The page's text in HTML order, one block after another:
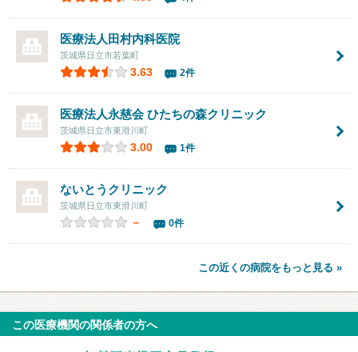
医療法人 田村内科医院
茨城県日立市若葉町
3.63 2件
医療法人永慈会 ひたちの森クリニック
茨城県日立市東滑川町
3.00 1件
ないとうクリニック
茨城県日立市東滑川町
－ 0件
この近くの病院をもっと見る »
この医療機関の関係者の方へ